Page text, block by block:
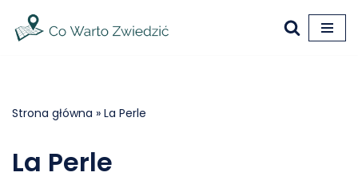
Przejdź
Strona główna » La Perle
La Perle